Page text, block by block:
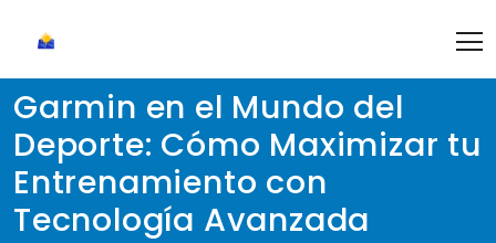
content
Garmin en el Mundo del
Deporte: Cómo Maximizar tu
Entrenamiento con
Tecnología Avanzada